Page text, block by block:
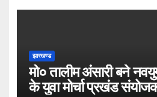
झारखण्ड
मो० तालीम अंसारी बने
के युवा मोर्चा प्रखंड